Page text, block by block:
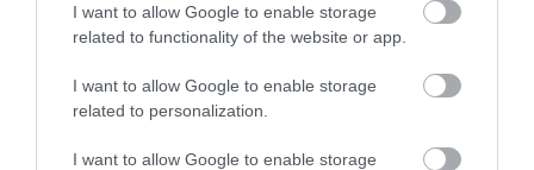
I want to allow Google to enable storage
related to functionality of the website or app.
I want to allow Google to enable storage
related to personalization.
I want to allow Google to enable storage
Eurovision 2025: H Ιρλανδία ζητά τη
διεξαγωγή συζήτησης για την
συμμετοχή του Ισραήλ στον μουσικό
διαγωνισμό